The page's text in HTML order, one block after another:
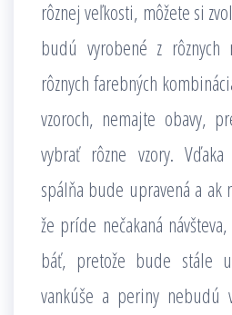
rôznej veľkosti, môžete si
budú vyrobené z
rôznych farebných
vzoroch, nemajte obavy,
vybrať rôzne vzory.
spálňa bude upravená a ak
že príde nečakaná
báť, pretože bude stále
vankúše a periny nebudú